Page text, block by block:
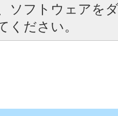
ソフトウェアを
ください。